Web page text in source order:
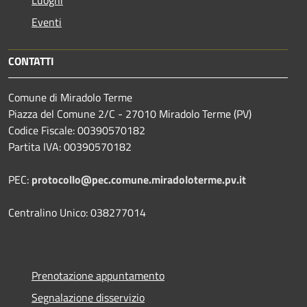
Eventi
CONTATTI
Comune di Miradolo Terme
Piazza del Comune 2/C - 27010 Miradolo Terme (PV)
Codice Fiscale: 00390570182
Partita IVA: 00390570182
PEC: protocollo@pec.comune.miradoloterme.pv.it
Centralino Unico: 038277014
Prenotazione appuntamento
Segnalazione disservizio